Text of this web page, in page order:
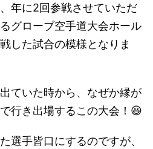
年に2回参戦させていただ
グローブ空手道大会ホール
した試合の模様となりま
ていた時から、なぜか縁が
行き出場するこの大会！😆
選手皆口にするのですが、